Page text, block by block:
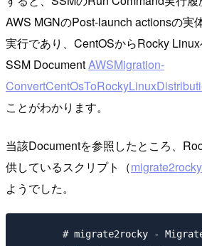
AWS MGNのPost-launch actionsの実
実行であり、CentOSからRocky
SSM DocumentAWSMigration-
ことがわかります。
当該Documentを参照したところ、
供しているスクリプト（migrate2rocky
ようでした。
# migrate2rocky -